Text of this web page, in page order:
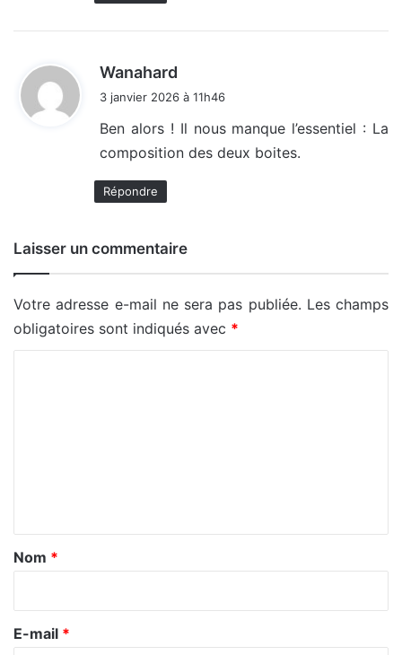
Wanahard
:
3 janvier 2026 à 11h46
Ben alors ! Il nous manque l’essentiel : La
composition des deux boites.
Répondre
Laisser un commentaire
Votre adresse e-mail ne sera pas publiée. Les champs
obligatoires sont indiqués avec *
a
e
Nom *
E-mail *